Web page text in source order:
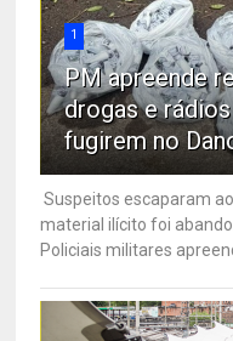
1
PM apreende
drogas e
fugirem no
Suspeitos escaparam
material ilícito foi
Policiais militares